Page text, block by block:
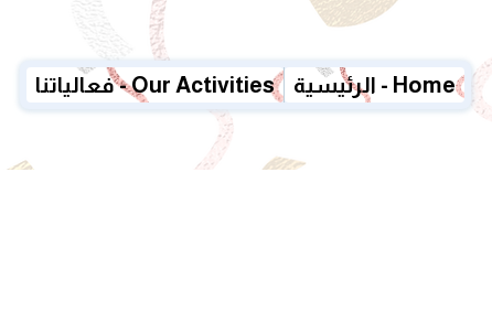
فعالياتنا - Our Activities الرئيسية - Home